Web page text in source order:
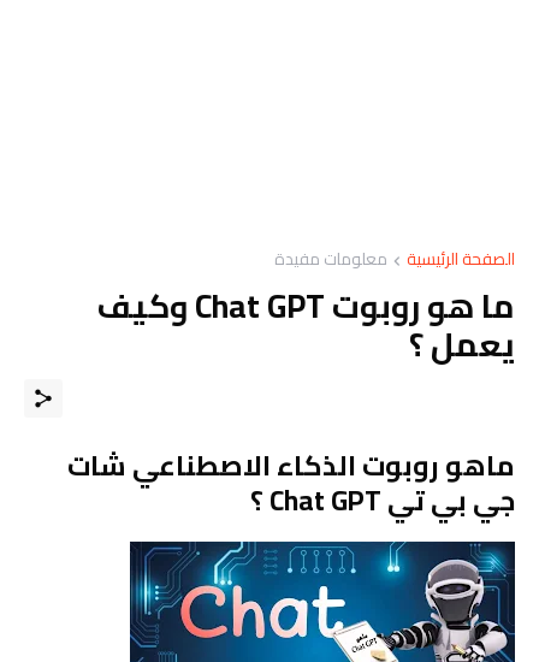
الصفحة الرئيسية معلومات مفيدة
ما هو روبوت Chat GPT وكيف
يعمل ؟
ماهو روبوت الذكاء الاصطناعي شات
جي بي تي Chat GPT ؟